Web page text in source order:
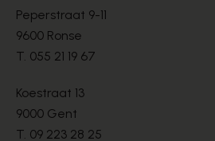
Peperstraat 9-11
9600 Ronse
T. 055 21 19 67
Koestraat 13
9000 Gent
T. 09 223 28 25